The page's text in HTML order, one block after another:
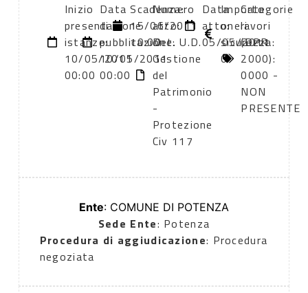
Inizio
presentazione
istanze:
10/05/2011
00:00
Data
di
pubblicazione:
10/05/2011
00:00
Scadenza:
15/06/2011
10:00
Numero
atto:
Det. U.D.
Gestione
del
Patrimonio
-
Protezione
Civ 117
Data
atto:
05/05/2011
Importo
oneri
sicurezza:
0
Categorie
lavori
(DPR
2000):
0000 -
NON
PRESENTE
Ente: COMUNE DI POTENZA
Sede Ente: Potenza
Procedura di aggiudicazione: Procedura
negoziata